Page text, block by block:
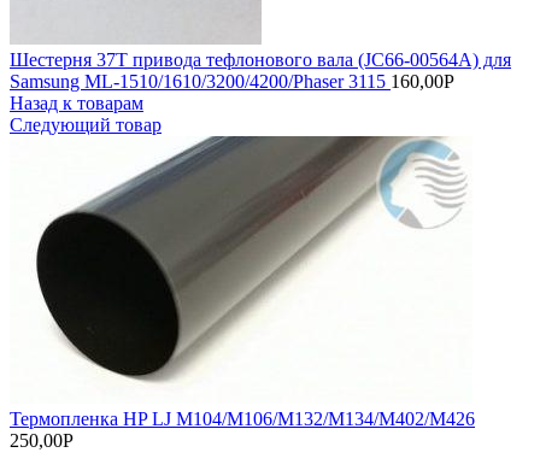
Шестерня 37T привода тефлонового вала (JC66-00564A) для
Samsung ML-1510/1610/3200/4200/Phaser 3115 160,00Р
Назад к товарам
Следующий товар
Термопленка HP LJ M104/M106/M132/M134/M402/M426
250,00Р